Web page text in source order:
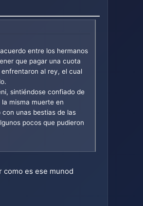
entre los hermanos
que pagar una cuota
al rey, el cual
sintiéndose confiado de
misma muerte en
unas bestias de las
pocos que pudieron
como es ese munod